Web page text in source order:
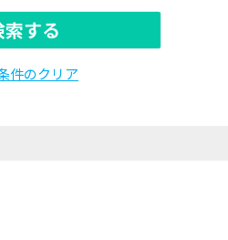
索する
件のクリア